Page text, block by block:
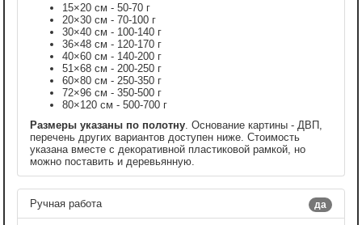
15×20 см - 50-70 г
20×30 см - 70-100 г
30×40 см - 100-140 г
36×48 см - 120-170 г
40×60 см - 140-200 г
51×68 см - 200-250 г
60×80 см - 250-350 г
72×96 см - 350-500 г
80×120 см - 500-700 г
Размеры указаны по полотну . Основание картины - ДВП,
перечень других вариантов доступен ниже. Стоимость
указана вместе с декоративной пластиковой рамкой, но
можно поставить и деревьянную.
да
Ручная работа